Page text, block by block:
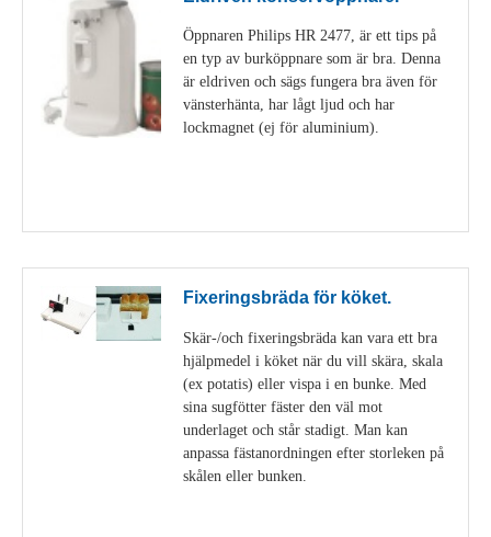
Öppnaren Philips HR 2477, är ett tips på
en typ av burköppnare som är bra. Denna
är eldriven och sägs fungera bra även för
vänsterhänta, har lågt ljud och har
lockmagnet (ej för aluminium).
Fixeringsbräda för köket.
Skär-/och fixeringsbräda kan vara ett bra
hjälpmedel i köket när du vill skära, skala
(ex potatis) eller vispa i en bunke. Med
sina sugfötter fäster den väl mot
underlaget och står stadigt. Man kan
anpassa fästanordningen efter storleken på
skålen eller bunken.